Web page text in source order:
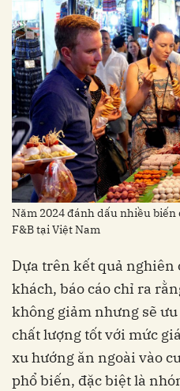
Năm 2024 đánh dấu nhiều
F&B tại Việt Nam
Dựa trên kết quả nghiên
khách, báo cáo chỉ ra
không giảm nhưng sẽ
chất lượng tốt với mức
xu hướng ăn ngoài vào
phổ biến, đặc biệt là